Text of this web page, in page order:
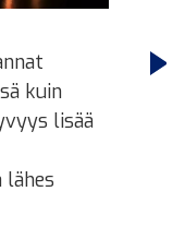
sulat.
ole
merkin
että